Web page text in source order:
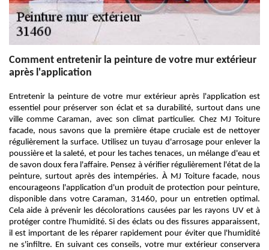
Comment entretenir la peinture de votre mur extérieur
après l'application
Entretenir la peinture de votre mur extérieur après l'application est
essentiel pour préserver son éclat et sa durabilité, surtout dans une
ville comme Caraman, avec son climat particulier. Chez MJ Toiture
facade, nous savons que la première étape cruciale est de nettoyer
régulièrement la surface. Utilisez un tuyau d'arrosage pour enlever la
poussière et la saleté, et pour les taches tenaces, un mélange d'eau et
de savon doux fera l'affaire. Pensez à vérifier régulièrement l'état de la
peinture, surtout après des intempéries. À MJ Toiture facade, nous
encourageons l'application d'un produit de protection pour peinture,
disponible dans votre Caraman, 31460, pour un entretien optimal.
Cela aide à prévenir les décolorations causées par les rayons UV et à
protéger contre l'humidité. Si des éclats ou des fissures apparaissent,
il est important de les réparer rapidement pour éviter que l'humidité
ne s'infiltre. En suivant ces conseils, votre mur extérieur conservera